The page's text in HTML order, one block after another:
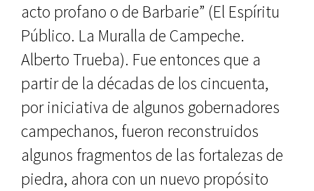
acto profano o de Barbarie” (El Espíritu
Público. La Muralla de Cam­peche.
Alberto Trueba). Fue enton­ces que a
partir de la décadas de los cincuenta,
por iniciativa de algunos gobernadores
campechanos, fueron reconstruidos
algunos fragmentos de las fortalezas de
piedra, ahora con un nuevo propósito